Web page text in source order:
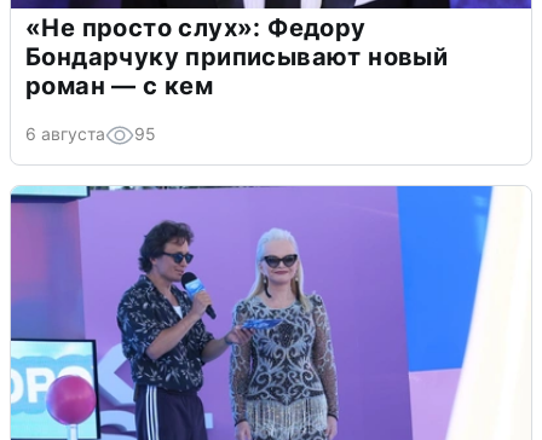
«Не просто слух»: Федору
Бондарчуку приписывают новый
роман — с кем
6 августа 95